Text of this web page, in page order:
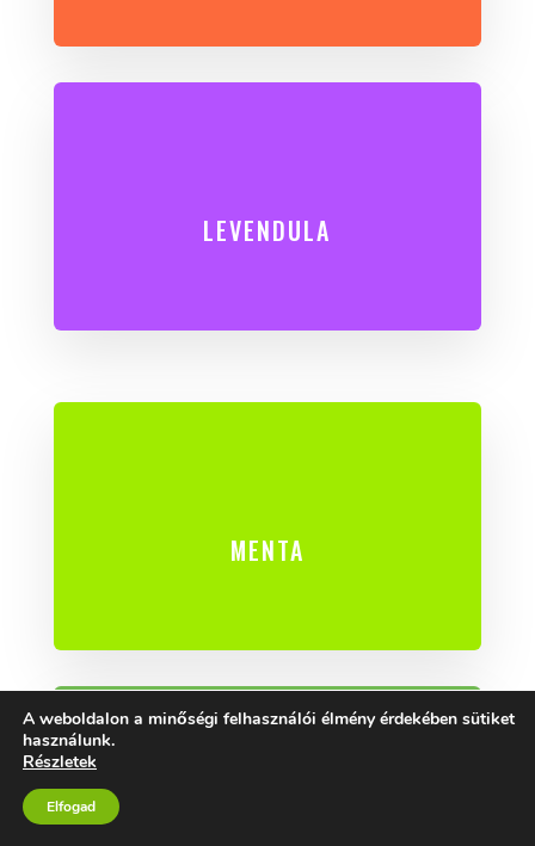
LEVENDULA
MENTA
A weboldalon a minőségi felhasználói élmény érdekében sütiket
használunk.
Részletek
Elfogad